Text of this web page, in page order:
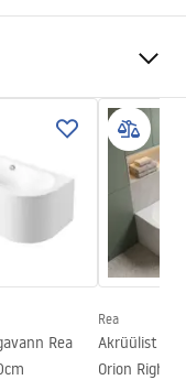
Rea
Rea
Akrüülist
Orion Right